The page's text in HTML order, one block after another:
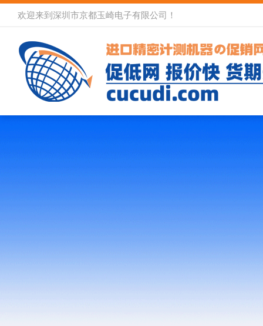
欢迎来到深圳市京都玉崎电子有限公司！